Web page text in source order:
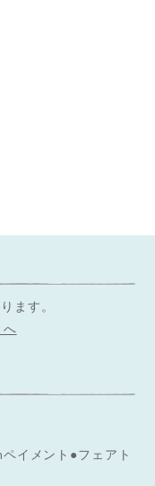
ます。
へ
イメント●フェアト